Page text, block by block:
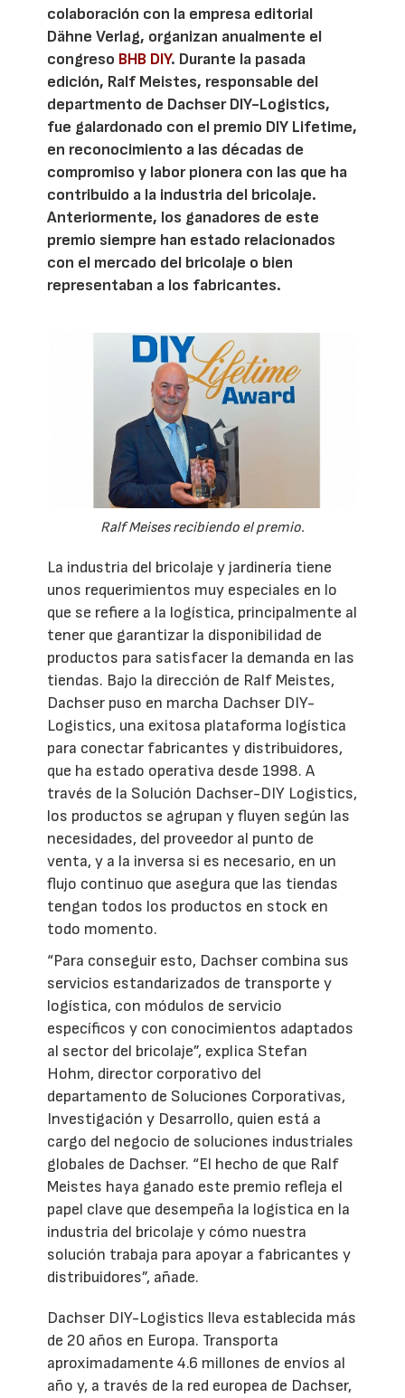
colaboración con la empresa editorial
Dähne Verlag, organizan anualmente el
congreso BHB DIY. Durante la pasada
edición, Ralf Meistes, responsable del
departmento de Dachser DIY-Logistics,
fue galardonado con el premio DIY Lifetime,
en reconocimiento a las décadas de
compromiso y labor pionera con las que ha
contribuido a la industria del bricolaje.
Anteriormente, los ganadores de este
premio siempre han estado relacionados
con el mercado del bricolaje o bien
representaban a los fabricantes.
Ralf Meises recibiendo el premio.
La industria del bricolaje y jardinería tiene
unos requerimientos muy especiales en lo
que se refiere a la logística, principalmente al
tener que garantizar la disponibilidad de
productos para satisfacer la demanda en las
tiendas. Bajo la dirección de Ralf Meistes,
Dachser puso en marcha Dachser DIY-
Logistics, una exitosa plataforma logística
para conectar fabricantes y distribuidores,
que ha estado operativa desde 1998. A
través de la Solución Dachser-DIY Logistics,
los productos se agrupan y fluyen según las
necesidades, del proveedor al punto de
venta, y a la inversa si es necesario, en un
flujo continuo que asegura que las tiendas
tengan todos los productos en stock en
todo momento.
“Para conseguir esto, Dachser combina sus
servicios estandarizados de transporte y
logística, con módulos de servicio
específicos y con conocimientos adaptados
al sector del bricolaje”, explica Stefan
Hohm, director corporativo del
departamento de Soluciones Corporativas,
Investigación y Desarrollo, quien está a
cargo del negocio de soluciones industriales
globales de Dachser. “El hecho de que Ralf
Meistes haya ganado este premio refleja el
papel clave que desempeña la logística en la
industria del bricolaje y cómo nuestra
solución trabaja para apoyar a fabricantes y
distribuidores”, añade.
Dachser DIY-Logistics lleva establecida más
de 20 años en Europa. Transporta
aproximadamente 4.6 millones de envíos al
año y, a través de la red europea de Dachser,